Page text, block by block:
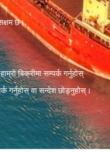
छ।
बिक्रीमा सम्पर्क गर्नुहोस्
गर्नुहोस् वा सन्देश छोड्नुहोस्।